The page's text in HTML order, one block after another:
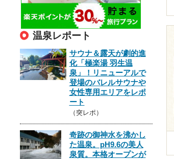
温泉レポート
サウナ＆露天が劇的進
化「極楽湯 羽生温
泉」！リニューアルで
登場のバレルサウナや
女性専用エリアをレポ
ート
（突レポ）
奇跡の御神水を沸かし
た温泉。pH9.6の美人
泉質。本格オープンが